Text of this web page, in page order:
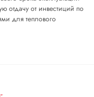
отдачу от инвестиций по
для теплового